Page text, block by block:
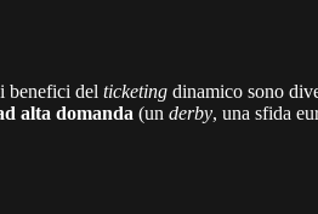
benefici del ticketing dinamico sono
alta domanda (un derby, una sfida